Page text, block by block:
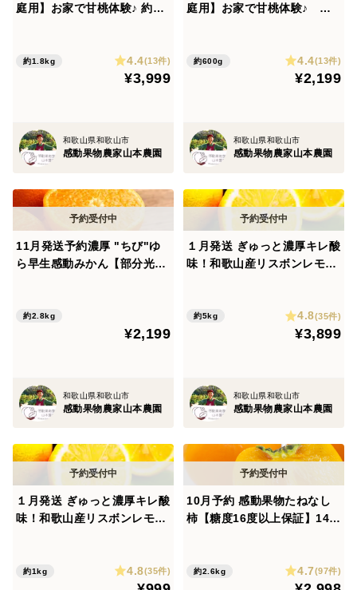
庭用】お家で甘桃体験♪ 約1.8
約1.8kg 4.4(13件)
¥3,999
和歌山県和歌山市
感動果物農家山本農園
庭用】お家で甘桃体験♪ 約6
約600g 4.4(13件)
¥2,199
和歌山県和歌山市
感動果物農家山本農園
11月発送予約濃厚 "ちび"ゆ
ら早生感動みかん【部分光セ
約2.8kg
¥2,199
和歌山県和歌山市
感動果物農家山本農園
１月発送 ぎゅっと濃厚キレ酸
味！和歌山産リスボンレモン
約5kg 4.8(35件)
¥3,899
和歌山県和歌山市
感動果物農家山本農園
１月発送 ぎゅっと濃厚キレ酸
味！和歌山産リスボンレモン
約1kg 4.8(35件)
10月予約 感動果物たねなし
柿【糖度16度以上保証】14玉
約2.6kg 4.7(97件)